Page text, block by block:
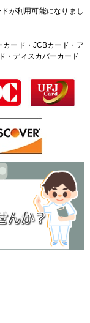
が利用可能になりまし
ード・JCBカード・ア
・ディスカバーカード